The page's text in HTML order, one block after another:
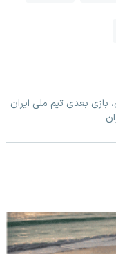
بازی بعدی تیم ملی ایران